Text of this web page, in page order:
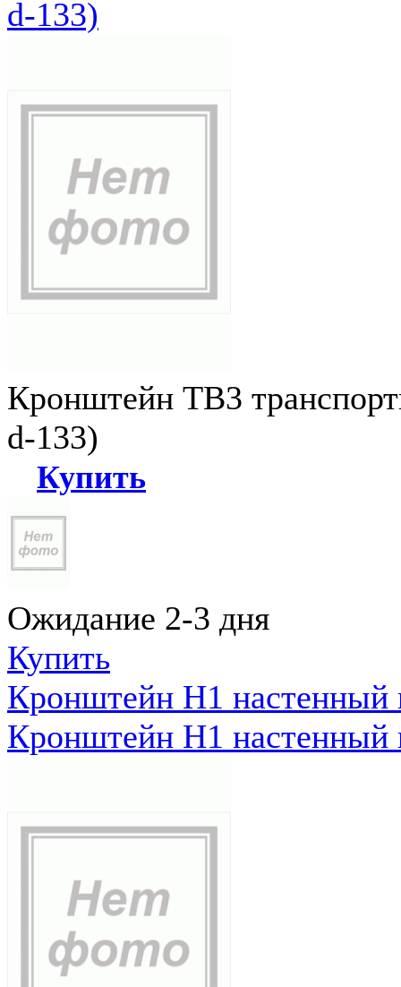
d-133)
Кронштейн ТВ3
d-133)
Купить
Ожидание 2-3 дня
Купить
Кронштейн Н1
Кронштейн Н1